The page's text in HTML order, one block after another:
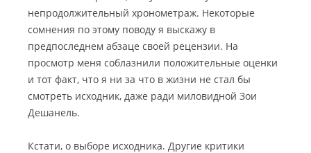
непродолжительный хронометраж. Некоторые
сомнения по этому поводу я выскажу в
предпоследнем абзаце своей рецензии. На
просмотр меня соблазнили положительные оценки
и тот факт, что я ни за что в жизни не стал бы
смотреть исходник, даже ради миловидной Зои
Дешанель.
Кстати, о выборе исходника. Другие критики